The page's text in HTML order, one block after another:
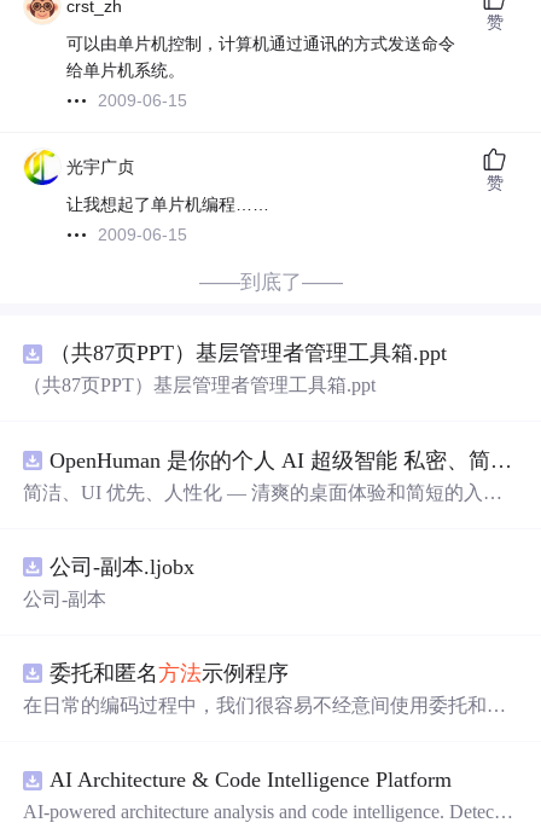
crst_zh
可以由单片机控制，计算机通过通讯的方式发送命令
给单片机系统。
2009-06-15
赞
光宇广贞
让我想起了单片机编程……
2009-06-15
赞
——到底了——
（共87页PPT）基层管理者管理工具箱.ppt
（共87页PPT）基层管理者管理工具箱.ppt
OpenHuman 是你的个人 AI 超级智能 私密、简洁、极其强大
简洁、UI 优先、人性化 — 清爽的桌面体验和简短的入 门
吉祥物，会说话、能感知周围环境、可作为真实参与者加
入你的 Google Meet 会议、跨周记住你，即使你停止输入
公司-副本.ljobx
公司-副本
委托和匿名方法示例程序
在日常的编码过程中，我们很容易不经意间使用委托和匿
的完整项目示例。
AI Architecture & Code Intelligence Platform
AI-powered architecture analysis and code intelligence. Detects